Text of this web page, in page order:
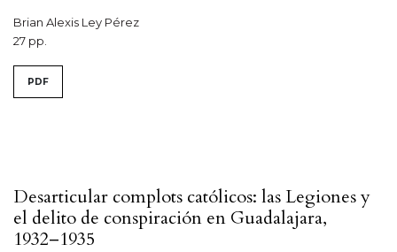
Brian Alexis Ley Pérez
27 pp.
PDF
Desarticular complots católicos: las Legiones y
el delito de conspiración en Guadalajara,
1932–1935